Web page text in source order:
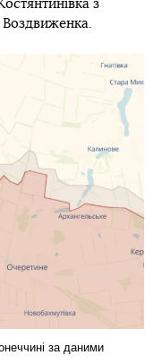
з
Воздвиженка.
за даними